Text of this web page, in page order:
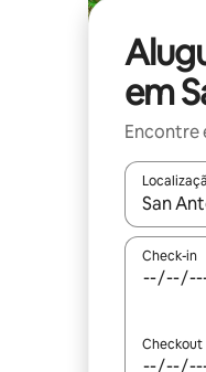
em
Encontre
Quando
Check-in
Checkout